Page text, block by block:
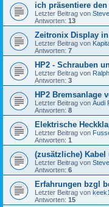
ich präsentiere
Letzter Beitrag von
Antworten: 13
Zeitronix Display
Letzter Beitrag von
Antworten: 7
HP2 - Schrauben
Letzter Beitrag von Ralph
Antworten: 3
HP2 Bremsanlage
Letzter Beitrag von Audi
Antworten: 8
Elektrische
Letzter Beitrag von
Antworten: 1
(zusätzliche)
Letzter Beitrag von
Antworten: 6
Erfahrungen bzgl
Letzter Beitrag von
Antworten: 15